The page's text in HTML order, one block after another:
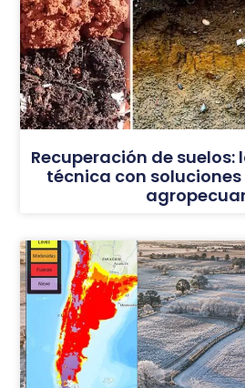
Recuperación de
técnica con